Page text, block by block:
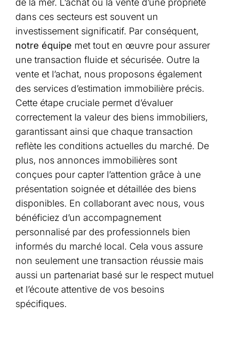
dans ces secteurs est souvent un
investissement significatif. Par conséquent,
notre équipe met tout en œuvre pour assurer
une transaction fluide et sécurisée. Outre la
vente et l’achat, nous proposons également
des services d’estimation immobilière précis.
Cette étape cruciale permet d’évaluer
correctement la valeur des biens immobiliers,
garantissant ainsi que chaque transaction
reflète les conditions actuelles du marché. De
plus, nos annonces immobilières sont
conçues pour capter l’attention grâce à une
présentation soignée et détaillée des biens
disponibles. En collaborant avec nous, vous
bénéficiez d’un accompagnement
personnalisé par des professionnels bien
informés du marché local. Cela vous assure
non seulement une transaction réussie mais
aussi un partenariat basé sur le respect mutuel
et l’écoute attentive de vos besoins
spécifiques.